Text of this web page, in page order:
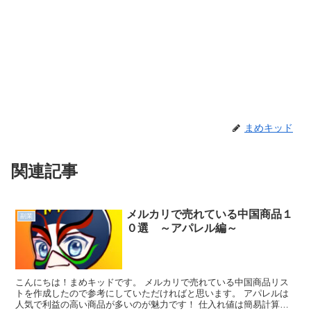
まめキッド
関連記事
副業
メルカリで売れている中国商品１
０選 ～アパレル編～
こんにちは！まめキッドです。 メルカリで売れている中国商品リス
トを作成したので参考にしていただければと思います。 アパレルは
人気で利益の高い商品が多いのが魅力です！ 仕入れ値は簡易計算